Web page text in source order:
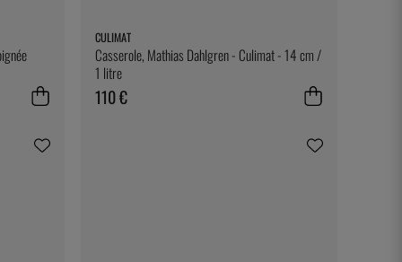
CULIMAT
Casserole, Mathias Dahlgren - Culimat - 14 cm /
1 litre
110 €